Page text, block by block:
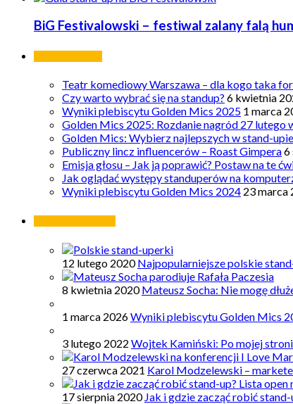
BiG Festivalowski – festiwal zalany falą
Teatr komediowy Warszawa – dla kogo taka
Czy warto wybrać się na standup? 6 kwietnia
Wyniki plebiscytu Golden Mics 2025 1 marca
Golden Mics 2025: Rozdanie nagród 27 lutego
Golden Mics: Wybierz najlepszych w stand-
Publiczny lincz influencerów – Roast Gimpera6
Emisja głosu – Jak ją poprawić? Postaw na te
Jak oglądać występy standuperów na
Wyniki plebiscytu Golden Mics 2024 23 marca
12 lutego 2020 Najpopularniejsze polskie
8 kwietnia 2020 Mateusz Socha: Nie mogę
1 marca 2026Wyniki plebiscytu Golden Mics
3 lutego 2022 Wojtek Kamiński: Po mojej
27 czerwca 2021 Karol Modzelewski –
17 sierpnia 2020 Jak i gdzie zacząć robić